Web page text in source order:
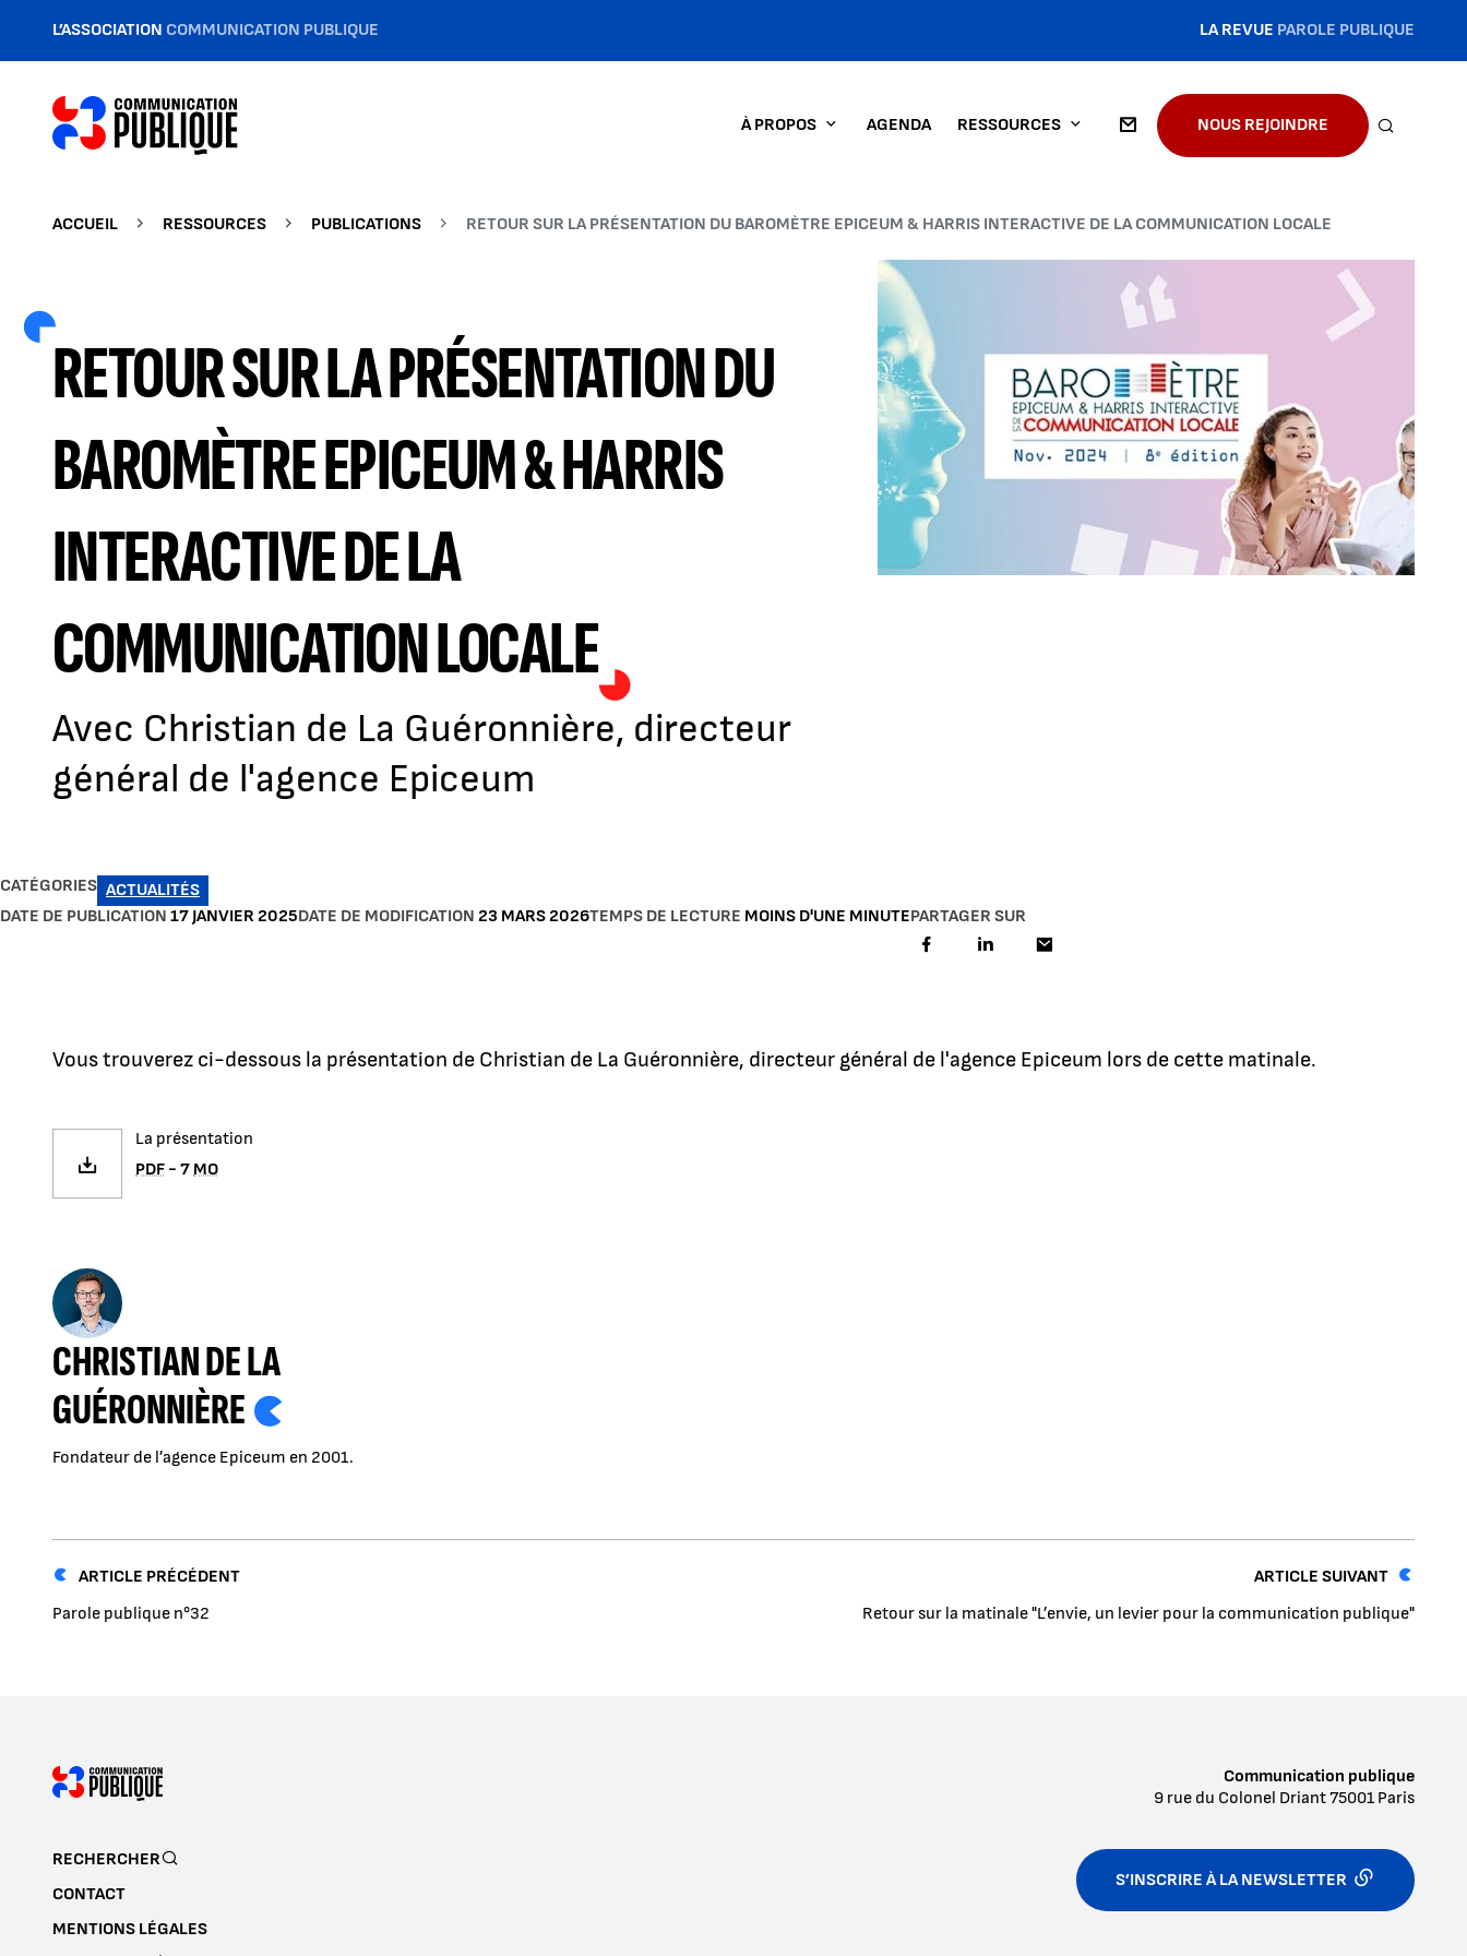
L’ASSOCIATION COMMUNICATION PUBLIQUE LA REVUE PAROLE PUBLIQUE
À PROPOS AGENDA RESSOURCES NOUS REJOINDRE
ACCUEIL RESSOURCES PUBLICATIONS RETOUR SUR LA PRÉSENTATION DU BAROMÈTRE EPICEUM & HARRIS INTERACTIVE DE LA COMMUNICATION LOCALE
RETOUR SUR LA PRÉSENTATION DU
BAROMÈTRE EPICEUM & HARRIS
INTERACTIVE DE LA
COMMUNICATION LOCALE
Avec Christian de La Guéronnière, directeur
général de l'agence Epiceum
Agrandir l'image
CATÉGORIES ACTUALITÉS
DATE DE PUBLICATION 17 JANVIER 2025DATE DE MODIFICATION 23 MARS 2026TEMPS DE LECTURE MOINS D'UNE MINUTEPARTAGER SUR
Vous trouverez ci-dessous la présentation de Christian de La Guéronnière, directeur général de l'agence Epiceum lors de cette matinale.
La présentation
PDF - 7MO
CHRISTIAN DE LA
GUÉRONNIÈRE
Fondateur de l’agence Epiceum en 2001.
ARTICLE PRÉCÉDENT
Parole publique n°32
ARTICLE SUIVANT
Retour sur la matinale "L’envie, un levier pour la communication publique"
Communication publique
9 rue du Colonel Driant75001 Paris
S’INSCRIRE À LA NEWSLETTER
RECHERCHER
CONTACT
MENTIONS LÉGALES